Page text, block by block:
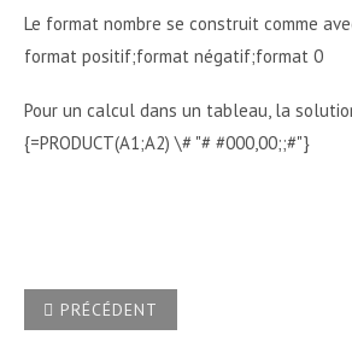
Le format nombre se construit comme
format positif;format négatif;format 0
Pour un calcul dans un tableau, la
{=PRODUCT(A1;A2) \# "# #000,00;;#"}
ARTICLE PRÉCÉDENT : J'UTILISE
PRÉCÉDENT